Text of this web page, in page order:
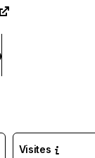
Visites